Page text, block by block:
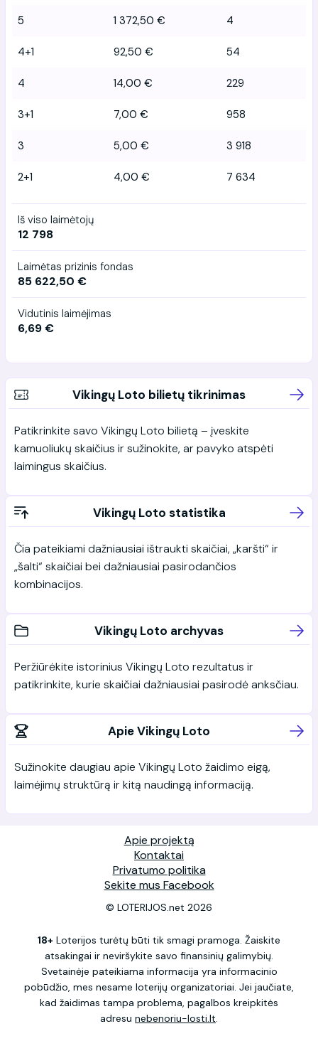
5 1 372,50 € 4
4+1 92,50 € 54
4 14,00 € 229
3+1 7,00 € 958
3 5,00 € 3 918
2+1 4,00 € 7 634
Iš viso laimėtojų
12 798
Laimėtas prizinis fondas
85 622,50 €
Vidutinis laimėjimas
6,69 €
Vikingų Loto bilietų tikrinimas
Patikrinkite savo Vikingų Loto bilietą – įveskite
kamuoliukų skaičius ir sužinokite, ar pavyko atspėti
laimingus skaičius.
Vikingų Loto statistika
Čia pateikiami dažniausiai ištraukti skaičiai, „karšti“ ir
„šalti“ skaičiai bei dažniausiai pasirodančios
kombinacijos.
Vikingų Loto archyvas
Peržiūrėkite istorinius Vikingų Loto rezultatus ir
patikrinkite, kurie skaičiai dažniausiai pasirodė anksčiau.
Apie Vikingų Loto
Sužinokite daugiau apie Vikingų Loto žaidimo eigą,
laimėjimų struktūrą ir kitą naudingą informaciją.
Apie projektą
Kontaktai
Privatumo politika
Sekite mus Facebook
© LOTERIJOS.net 2026
18+ Loterijos turėtų būti tik smagi pramoga. Žaiskite
atsakingai ir neviršykite savo finansinių galimybių.
Svetainėje pateikiama informacija yra informacinio
pobūdžio, mes nesame loterijų organizatoriai. Jei jaučiate,
kad žaidimas tampa problema, pagalbos kreipkitės
adresu nebenoriu-losti.lt